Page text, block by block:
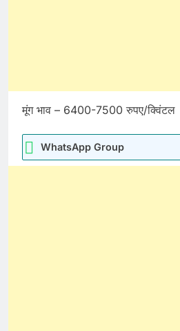
मूंग भाव – 6400-7500 रुपए/क्विंटल
WhatsApp Group